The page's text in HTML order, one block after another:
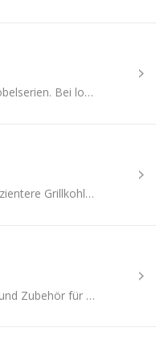
Ob modische Trends, beliebte Klassiker oder extravagante Möbelserien. Bei lomado.de finden Ihre User die passenden Möbel!
Bei Magna Grill bekommst Du innovative, nachhaltige und effizientere Grillkohle, die es nicht immer im Einzelhandel gibt.
Heimwerkertools ist ein Online-Shop, der sich auf Werkzeuge und Zubehör für Heimwerker und Profis spezialisiert hat. Das Sortiment umfasst eine bre...